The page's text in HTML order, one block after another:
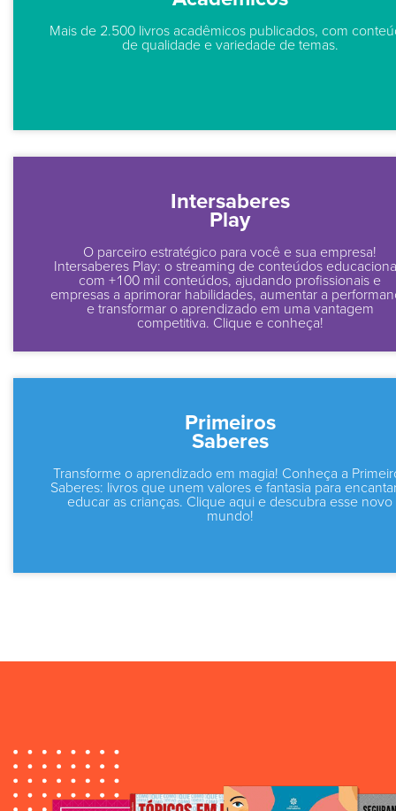
Mais de 2.500 livros acadêmicos publicados, com
de qualidade e variedade de temas.
Intersaberes
Play
O parceiro estratégico para você e sua empresa!
Intersaberes Play: o streaming de conteúdos
com +100 mil conteúdos, ajudando profissionais e
empresas a aprimorar habilidades, aumentar a
e transformar o aprendizado em uma vantagem
competitiva. Clique e conheça!
Primeiros
Saberes
Transforme o aprendizado em magia! Conheça a
Saberes: livros que unem valores e fantasia para
educar as crianças. Clique aqui e descubra esse novo
mundo!